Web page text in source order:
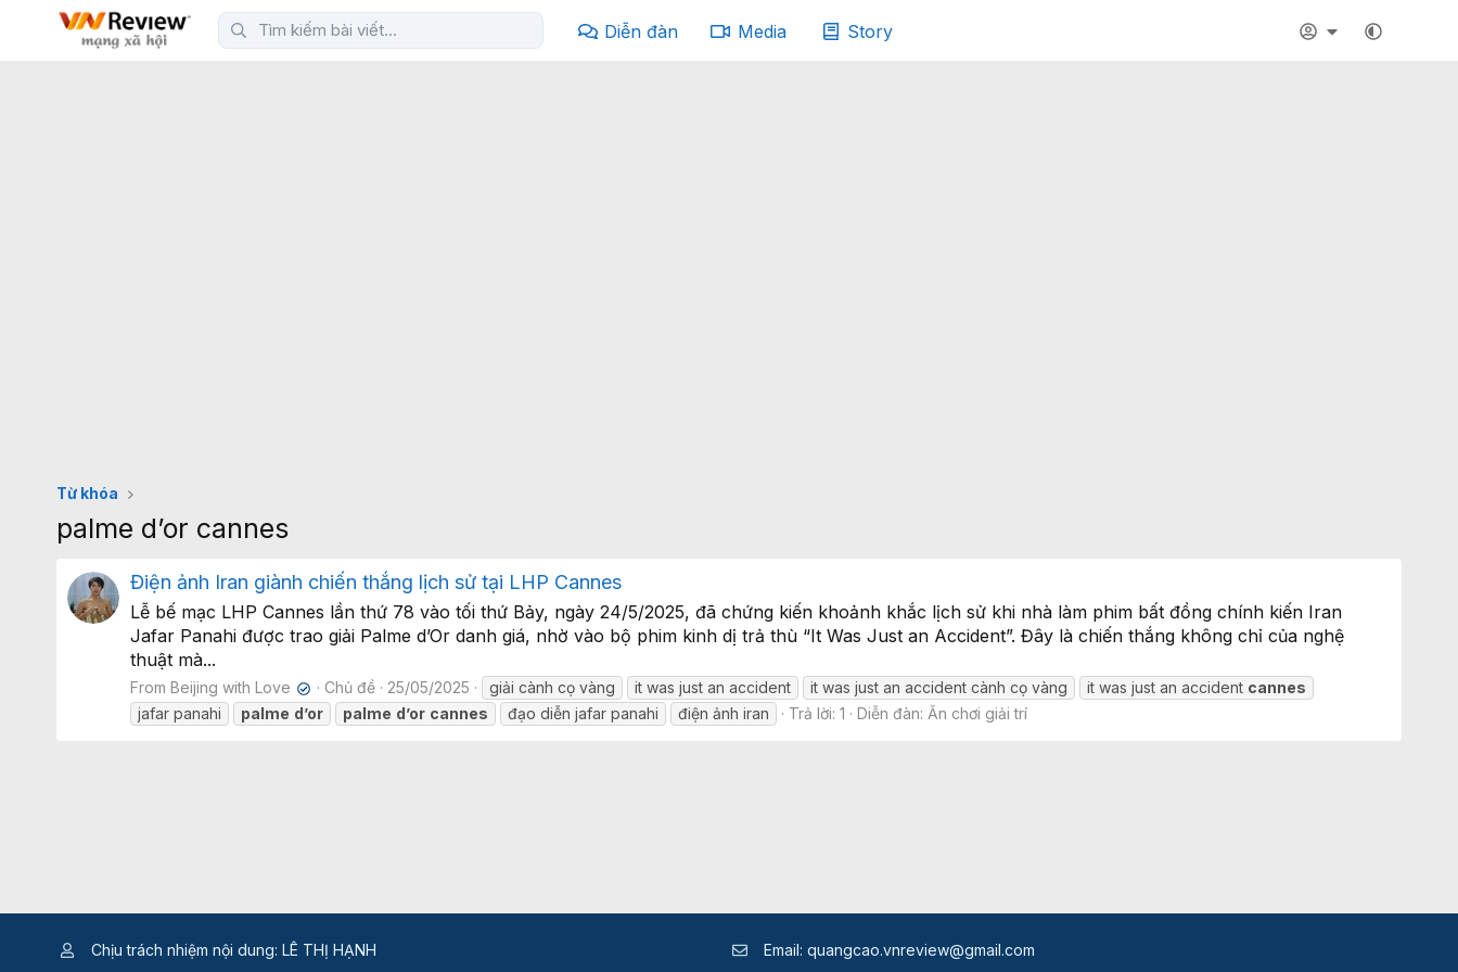
Diễn đàn Media Story
Từ khóa
palme d’or cannes
Điện ảnh Iran giành chiến thắng lịch sử tại LHP Cannes
Lễ bế mạc LHP Cannes lần thứ 78 vào tối thứ Bảy, ngày 24/5/2025, đã chứng kiến khoảnh khắc lịch sử khi nhà làm phim bất đồng chính kiến Iran
Jafar Panahi được trao giải Palme d’Or danh giá, nhờ vào bộ phim kinh dị trả thù “It Was Just an Accident”. Đây là chiến thắng không chỉ của nghệ
thuật mà...
From Beijing with Love ✔ Chủ đề 25/05/2025 giải cành cọ vàng it was just an accident it was just an accident cành cọ vàng it was just an accident cannes
jafar panahi
palme d’or palme d’or cannes đạo diễn jafar panahi điện ảnh iran Trả lời: 1 Diễn đàn: Ăn chơi giải trí
Chịu trách nhiệm nội dung: LÊ THỊ HẠNH Email: quangcao.vnreview@gmail.com